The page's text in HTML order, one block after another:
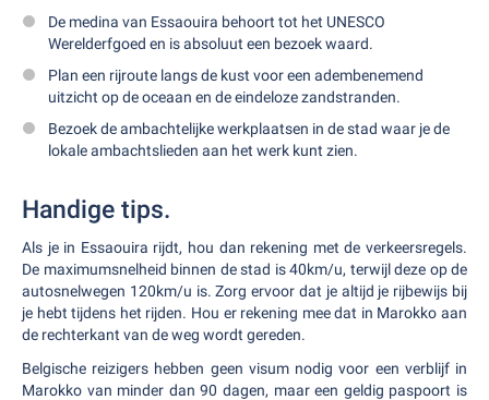
De medina van Essaouira behoort tot het UNESCO
Werelderfgoed en is absoluut een bezoek waard.
Plan een rijroute langs de kust voor een adembenemend
uitzicht op de oceaan en de eindeloze zandstranden.
Bezoek de ambachtelijke werkplaatsen in de stad waar je de
lokale ambachtslieden aan het werk kunt zien.
Handige tips.
Als je in Essaouira rijdt, hou dan rekening met de verkeersregels.
De maximumsnelheid binnen de stad is 40km/u, terwijl deze op de
autosnelwegen 120km/u is. Zorg ervoor dat je altijd je rijbewijs bij
je hebt tijdens het rijden. Hou er rekening mee dat in Marokko aan
de rechterkant van de weg wordt gereden.
Belgische reizigers hebben geen visum nodig voor een verblijf in
Marokko van minder dan 90 dagen, maar een geldig paspoort is